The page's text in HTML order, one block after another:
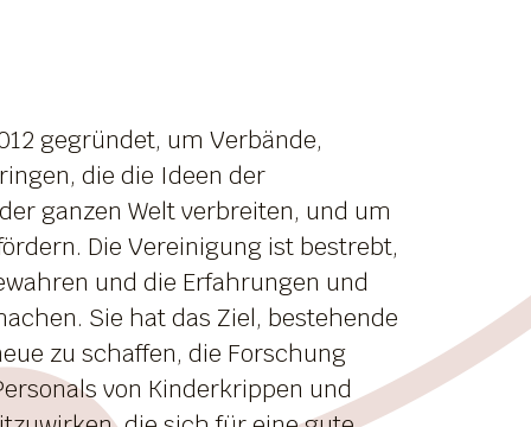
gegründet, um Verbände,
die die Ideen der
ganzen Welt verbreiten, und um
Die Vereinigung ist bestrebt,
und die Erfahrungen und
Sie hat das Ziel, bestehende
zu schaffen, die Forschung
von Kinderkrippen und